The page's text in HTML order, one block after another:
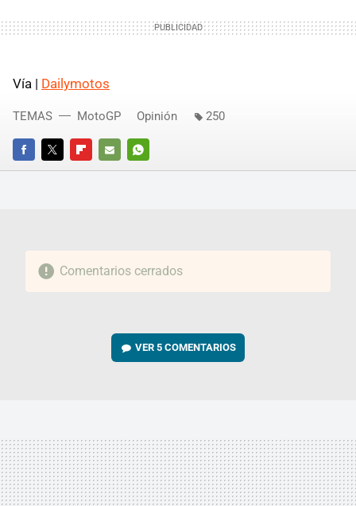
Vía | Dailymotos
FACEBOOKTWITTERFLIPBOARD
E-
WHATSAPP
TEMAS MotoGP Opinión 250
Comentarios cerrados
VER5 COMENTARIOS